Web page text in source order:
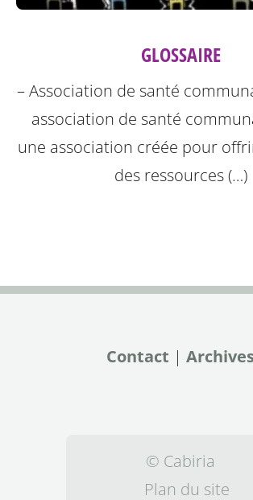
GLOSSAIRE
– Association de santé
association de santé
une association créée pour
des ressources (…)
Contact | Archives
© Cabiria
Plan du site